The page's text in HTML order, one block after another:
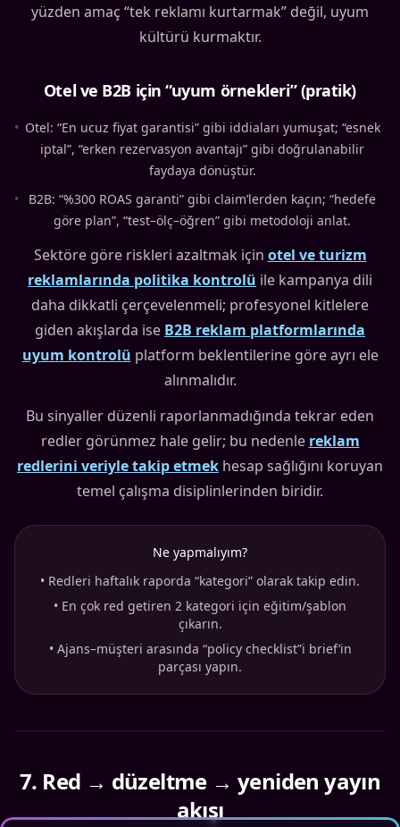
yüzden amaç “tek reklamı kurtarmak” değil, uyum
kültürü kurmaktır.
Otel ve B2B için “uyum örnekleri” (pratik)
• Otel: “En ucuz fiyat garantisi” gibi iddiaları yumuşat; “esnek
iptal”, “erken rezervasyon avantajı” gibi doğrulanabilir
faydaya dönüştür.
•
B2B: “%300 ROAS garanti” gibi claim’lerden kaçın; “hedefe
göre plan”, “test–ölç–öğren” gibi metodoloji anlat.
Sektöre göre riskleri azaltmak için otel ve turizm
reklamlarında politika kontrolü ile kampanya dili
daha dikkatli çerçevelenmeli; profesyonel kitlelere
giden akışlarda ise B2B reklam platformlarında
uyum kontrolü platform beklentilerine göre ayrı ele
alınmalıdır.
Bu sinyaller düzenli raporlanmadığında tekrar eden
redler görünmez hale gelir; bu nedenle reklam
redlerini veriyle takip etmek hesap sağlığını koruyan
temel çalışma disiplinlerinden biridir.
Ne yapmalıyım?
• Redleri haftalık raporda “kategori” olarak takip edin.
• En çok red getiren 2 kategori için eğitim/şablon
çıkarın.
• Ajans–müşteri arasında “policy checklist”i brief’in
parçası yapın.
7. Red → düzeltme → yeniden yayın
akışı